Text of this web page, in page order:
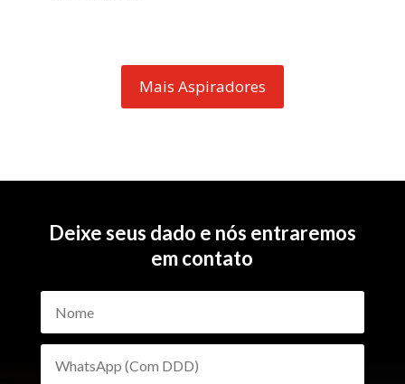
Mais Aspiradores
Deixe seus dado e nós entraremos
em contato